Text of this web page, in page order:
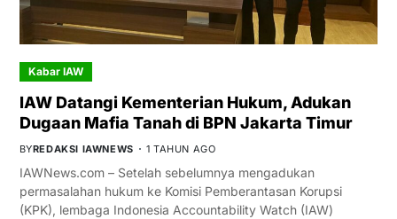
Kabar IAW
IAW Datangi Kementerian Hukum, Adukan
Dugaan Mafia Tanah di BPN Jakarta Timur
BYREDAKSI IAWNEWS 1 TAHUN AGO
IAWNews.com – Setelah sebelumnya mengadukan
permasalahan hukum ke Komisi Pemberantasan Korupsi
(KPK), lembaga Indonesia Accountability Watch (IAW)